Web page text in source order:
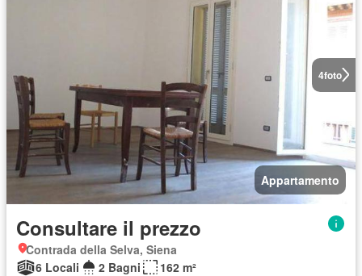
4foto
Appartamento
Consultare il prezzo
Contrada della Selva, Siena
6 Locali
2 Bagni
162 m²